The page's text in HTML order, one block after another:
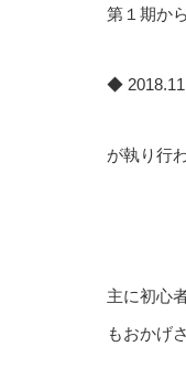
第１期か
◆
が執り行
主に初心
もおかげ